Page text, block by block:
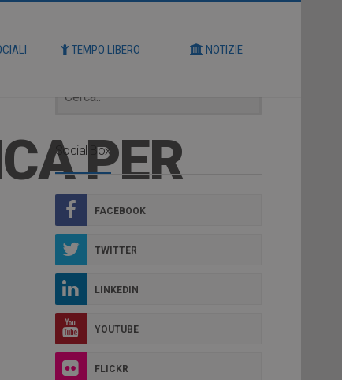
TEMPO LIBERO NOTIZIE
PER
Social Box
FACEBOOK
TWITTER
LINKEDIN
YOUTUBE
FLICKR